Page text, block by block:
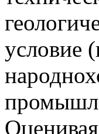
условие